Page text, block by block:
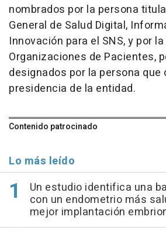
nombrados por la persona
General de Salud Digital,
Innovación para el SNS, y por
Organizaciones de Pacientes,
designados por la persona que
presidencia de la entidad.
Contenido patrocinado
Lo más leído
Un estudio identifica una
con un endometrio más
mejor implantación